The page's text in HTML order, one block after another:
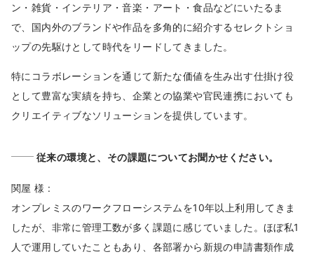
ン・雑貨・インテリア・音楽・アート・食品などにいたるま
で、国内外のブランドや作品を多角的に紹介するセレクトショ
ップの先駆けとして時代をリードしてきました。
特にコラボレーションを通じて新たな価値を生み出す仕掛け役
として豊富な実績を持ち、企業との協業や官民連携においても
クリエイティブなソリューションを提供しています。
従来の環境と、その課題についてお聞かせください。
関屋 様 :
オンプレミスのワークフローシステムを10年以上利用してきま
したが、非常に管理工数が多く課題に感じていました。ほぼ私1
人で運用していたこともあり、各部署から新規の申請書類作成